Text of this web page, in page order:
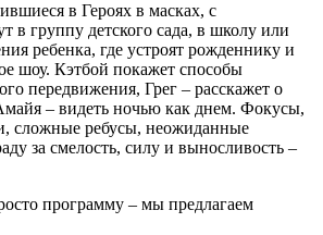
в Героях в масках, с
в группу детского сада, в школу или
ребенка, где устроят рожденнику и
шоу. Кэтбой покажет способы
передвижения, Грег – расскажет о
– видеть ночью как днем. Фокусы,
сложные ребусы, неожиданные
за смелость, силу и выносливость –
программу – мы предлагаем